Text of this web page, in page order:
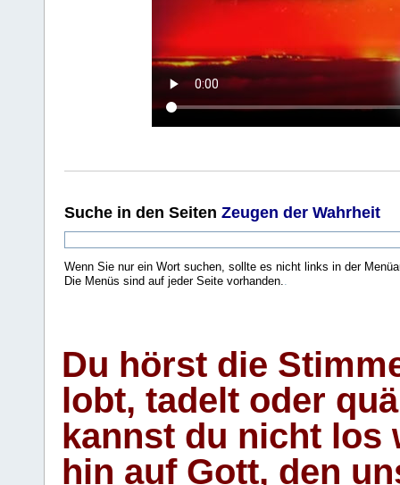
Suche in den Seiten Zeugen der Wahrheit
Wenn Sie nur ein Wort suchen, sollte es nicht links in der
Die Menüs sind auf jeder Seite vorhanden.
Du hörst die
lobt, tadelt oder
kannst du nicht los
hin auf Gott, den